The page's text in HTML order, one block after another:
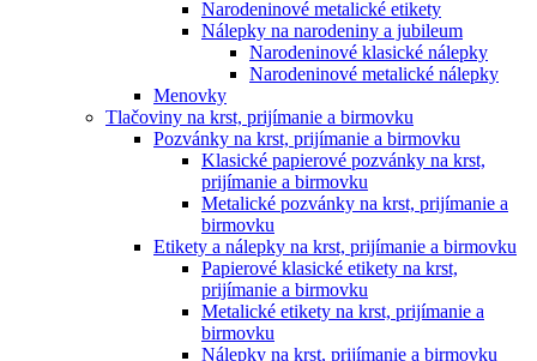
Narodeninové metalické etikety
Nálepky na narodeniny a jubileum
Narodeninové klasické nálepky
Narodeninové metalické nálepky
Menovky
Tlačoviny na krst, prijímanie a birmovku
Pozvánky na krst, prijímanie a birmovku
Klasické papierové pozvánky na krst,
prijímanie a birmovku
Metalické pozvánky na krst, prijímanie a
birmovku
Etikety a nálepky na krst, prijímanie a birmovku
Papierové klasické etikety na krst,
prijímanie a birmovku
Metalické etikety na krst, prijímanie a
birmovku
Nálepky na krst, prijímanie a birmovku